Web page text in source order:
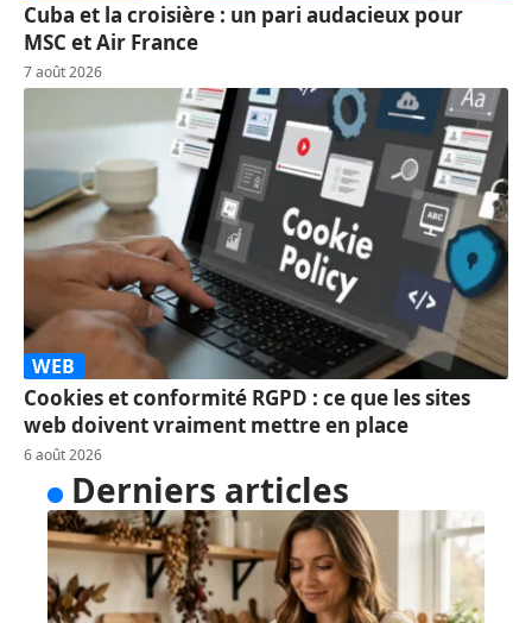
Cuba et la croisière : un pari audacieux pour
MSC et Air France
7 août 2026
WEB
Cookies et conformité RGPD : ce que les sites
web doivent vraiment mettre en place
6 août 2026
Derniers articles